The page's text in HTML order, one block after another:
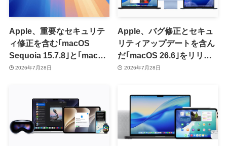
Apple、重要なセキュリテ
ィ修正を含む｢macOS
Sequoia 15.7.8｣と｢macOS
Sonoma 14.8.8｣をリリー
2026年7月28日
Apple、バグ修正とセキュ
リティアップデートを含ん
だ｢macOS 26.6｣をリリー
ス2026年7月28日